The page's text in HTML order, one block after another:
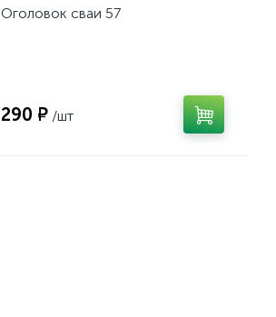
Оголовок сваи 57
290 ₽ /шт